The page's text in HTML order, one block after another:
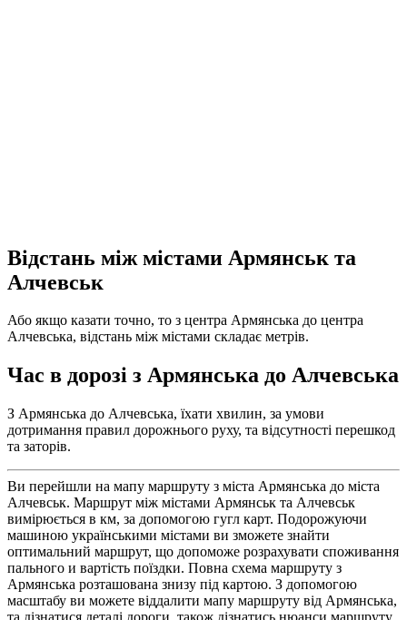
Відстань між містами Армянськ та
Алчевськ
Або якщо казати точно, то з центра Армянська до центра
Алчевська, відстань між містами складає метрів.
Час в дорозі з Армянська до Алчевська
З Армянська до Алчевська, їхати хвилин, за умови
дотримання правил дорожнього руху, та відсутності перешкод
та заторів.
Ви перейшли на мапу маршруту з міста Армянська до міста
Алчевськ. Маршрут між містами Армянськ та Алчевськ
вимірюється в км, за допомогою гугл карт. Подорожуючи
машиною українськими містами ви зможете знайти
оптимальний маршрут, що допоможе розрахувати споживання
пального и вартість поїздки. Повна схема маршруту з
Армянська розташована знизу під картою. З допомогою
масштабу ви можете віддалити мапу маршруту від Армянська,